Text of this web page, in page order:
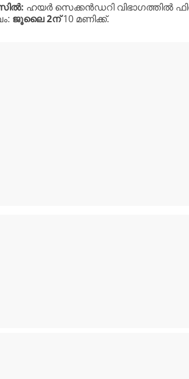
ഹയർ സെക്കൻഡറി വിഭാഗത്തിൽ
ജൂലൈ 2ന്10 മണിക്ക്.